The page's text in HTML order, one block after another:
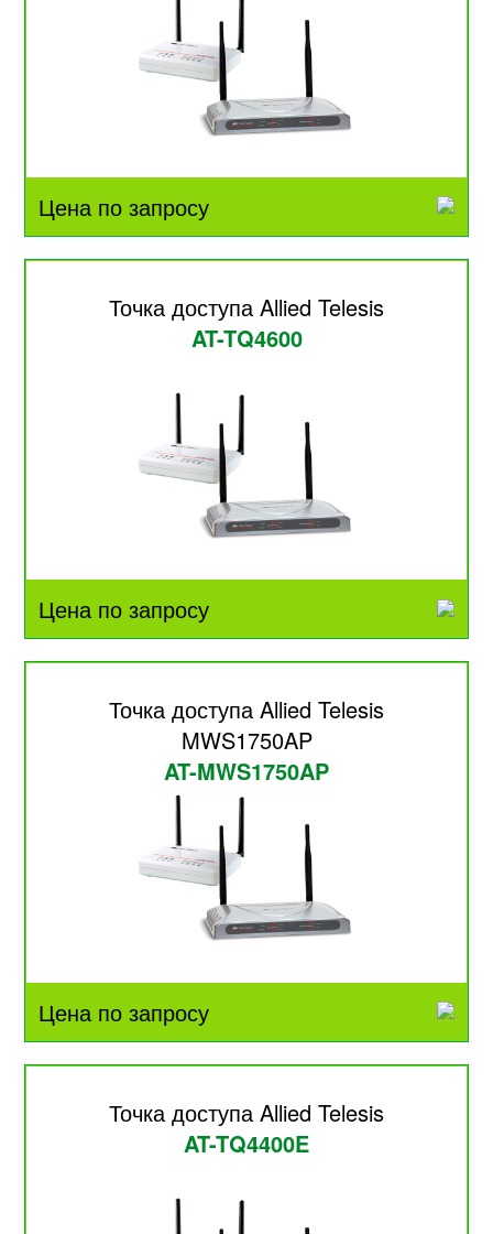
Цена по запросу
Точка доступа Allied Telesis
AT-TQ4600
Цена по запросу
Точка доступа Allied Telesis
MWS1750AP
AT-MWS1750AP
Цена по запросу
Точка доступа Allied Telesis
AT-TQ4400E